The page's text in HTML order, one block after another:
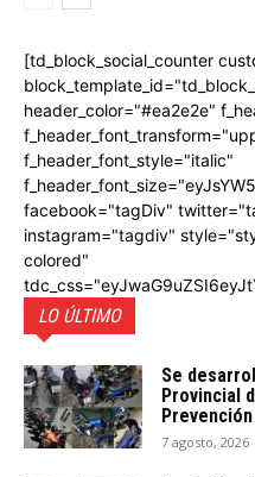
[td_block_social_counter
header_color="#ea2e2e"
f_header_font_style="italic"
facebook="tagDiv"
instagram="tagdiv"
colored"
LO ÚLTIMO
Se
Provincial
7 agosto, 2026